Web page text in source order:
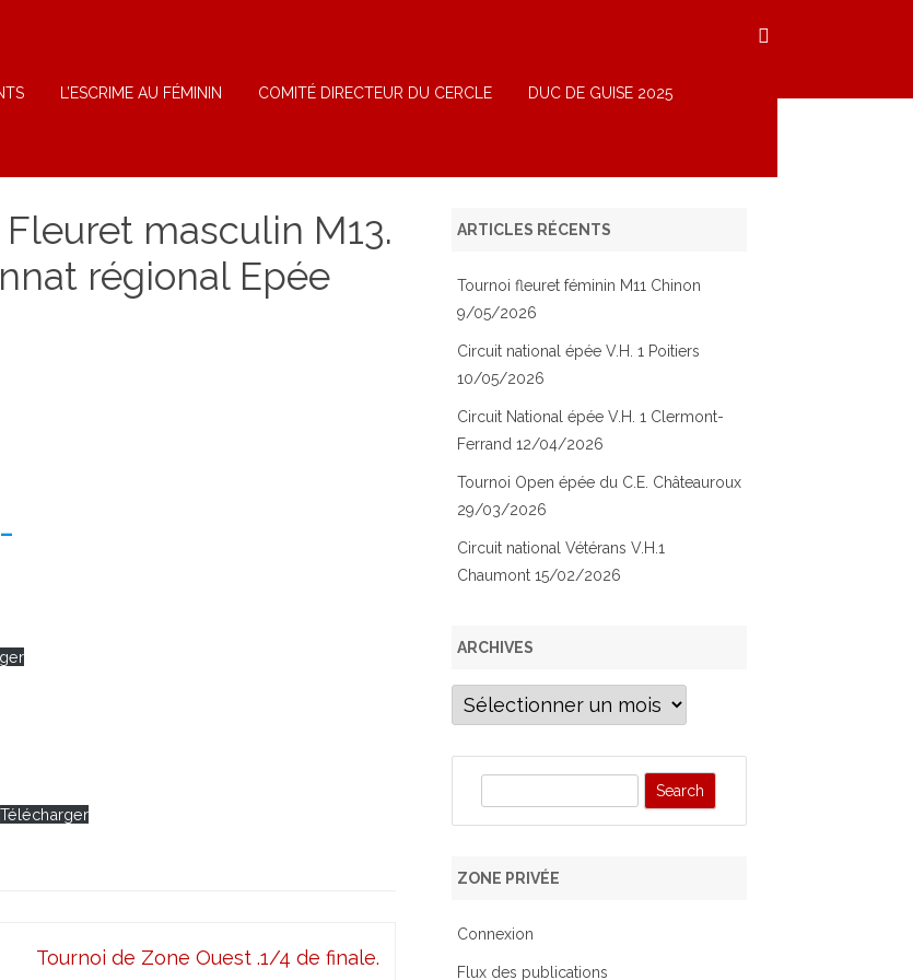
L’ESCRIME AU FÉMININ COMITÉ DIRECTEUR DU CERCLE DUC DE GUISE 2025
masculin M13.
régional Epée
Télécharger
Tournoi de Zone Ouest .1/4 de finale.
ARTICLES RÉCENTS
Tournoi fleuret féminin M11 Chinon
9/05/2026
Circuit national épée V.H. 1 Poitiers
10/05/2026
Circuit National épée V.H. 1 Clermont-
Ferrand 12/04/2026
Tournoi Open épée du C.E. Châteauroux
29/03/2026
Circuit national Vétérans V.H.1
Chaumont 15/02/2026
ARCHIVES
Archives
ZONE PRIVÉE
Connexion
Flux des publications